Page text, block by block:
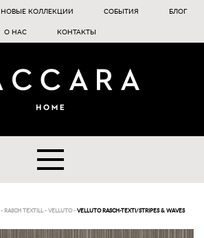
НОВЫЕ КОЛЛЕКЦИИ СОБЫТИЯ БЛОГ
О НАС КОНТАКТЫ
- RASCH TEXTILL- VELLUTO- VELLUTO RASCH-TEXTI/STRIPES & WAVES